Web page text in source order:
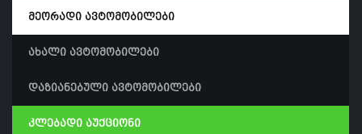
მეორადი ავტომობილები
ახალი ავტომობილები
დაზიანებული ავტომობილები
კლებადი აუქციონი